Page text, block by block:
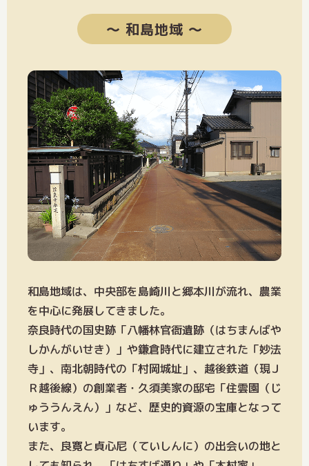
〜 和島地域 〜
和島地域は、中央部を島崎川と郷本川が流れ、農業
を中心に発展してきました。
奈良時代の国史跡「八幡林官衙遺跡（はちまんばや
しかんがいせき）」や鎌倉時代に建立された「妙法
寺」、南北朝時代の「村岡城址」、越後鉄道（現Ｊ
Ｒ越後線）の創業者・久須美家の邸宅「住雲園（じ
ゅううんえん）」など、歴史的資源の宝庫となって
います。
また、良寛と貞心尼（ていしんに）の出会いの地と